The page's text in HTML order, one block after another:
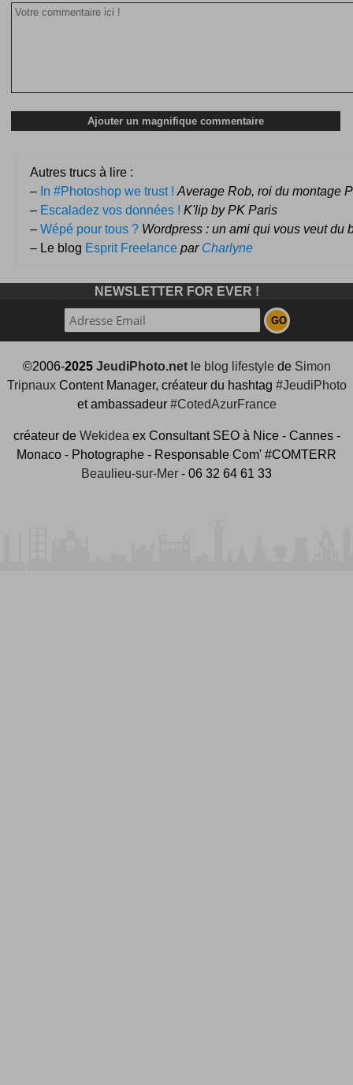
Autres trucs à lire :
– In #Photoshop we trust ! Average Rob, roi du montage
– Escaladez vos données ! K'lip by PK Paris
– Wépé pour tous ? Wordpress : un ami qui vous veut du
– Le blog Esprit Freelance par Charlyne
NEWSLETTER FOR EVER !
©2006-2025 JeudiPhoto.netle blog lifestylede Simon
TripnauxContent Manager, créateur du hashtag #JeudiPhoto
et ambassadeur #CotedAzurFrance
créateur de Wekidea ex Consultant SEO à Nice - Cannes -
Monaco - Photographe - Responsable Com' #COMTERR
Beaulieu-sur-Mer - 06 32 64 61 33